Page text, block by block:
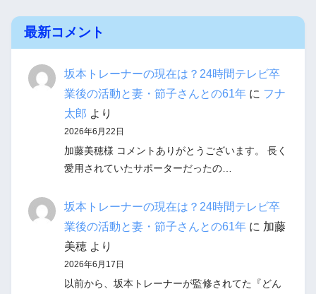
最新コメント
坂本トレーナーの現在は？24時間テレビ卒
業後の活動と妻・節子さんとの61年に フナ
太郎 より
2026年6月22日
加藤美穂様 コメントありがとうございます。 長く
愛用されていたサポーターだったの…
坂本トレーナーの現在は？24時間テレビ卒
業後の活動と妻・節子さんとの61年に 加藤
美穂より
2026年6月17日
以前から、坂本トレーナーが監修されてた『どん